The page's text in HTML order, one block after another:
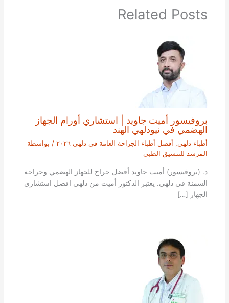
Related Posts
بروفيسور أميت جاويد | استشاري أورام الجهاز
الهضمي في نيودلهي الهند
أطباء دلهي, أفضل أطباء الجراحة العامة في دلهي ٢٠٢٦
/ بواسطة
المرشد للتنسيق الطبي
د. (بروفيسور) أميت جاويد أفضل جراح للجهاز الهضمي وجراحة
السمنة في دلهي. يعتبر الدكتور أميت من دلهي افضل استشاري
الجهاز […]